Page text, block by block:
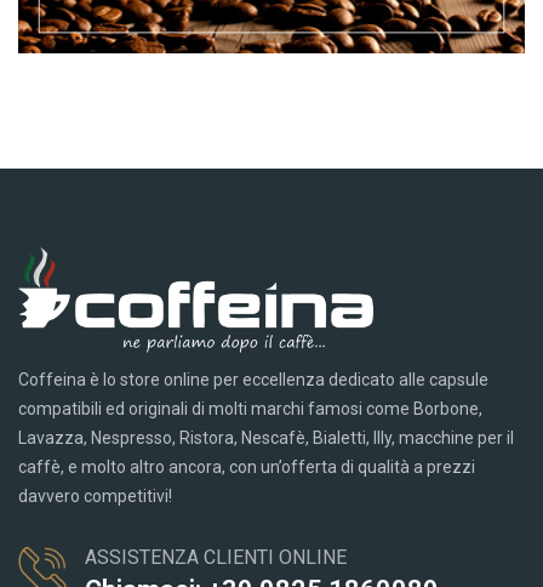
Coffeina è lo store online per eccellenza dedicato alle capsule
compatibili ed originali di molti marchi famosi come Borbone,
Lavazza, Nespresso, Ristora, Nescafè, Bialetti, Illy, macchine per il
caffè, e molto altro ancora, con un’offerta di qualità a prezzi
davvero competitivi!
ASSISTENZA CLIENTI ONLINE